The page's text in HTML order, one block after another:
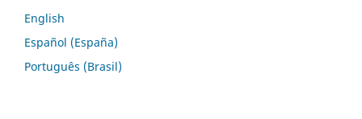
English
Español (España)
Português (Brasil)